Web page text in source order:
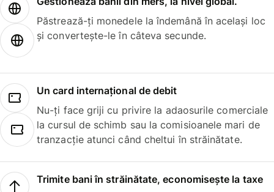
Păstrează-ți monedele la îndemână în același loc
și convertește-le în câteva secunde.
Un card internațional de debit
Nu-ți face griji cu privire la adaosurile comerciale
la cursul de schimb sau la comisioanele mari de
tranzacție atunci când cheltui în străinătate.
Trimite bani în străinătate, economisește la taxe